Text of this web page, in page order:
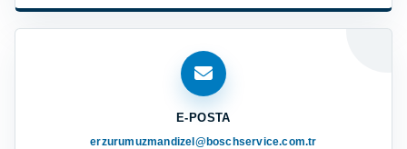
E-POSTA
erzurumuzmandizel@boschservice.com.tr